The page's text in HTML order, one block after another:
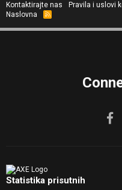
Kontaktirajte nas
Pravila i uslovi
Naslovna
R
S
Statistika prisutnih